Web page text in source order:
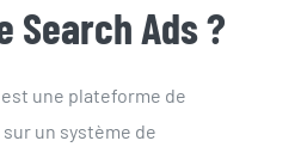
Search Ads ?
une plateforme de
un système de